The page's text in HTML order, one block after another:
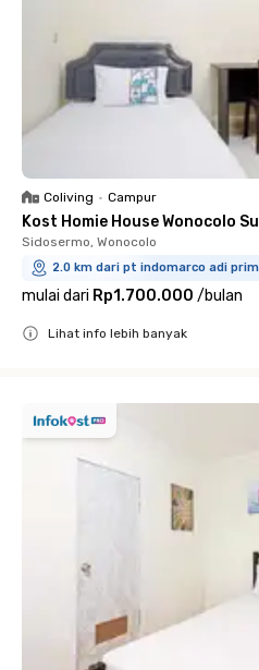
Coliving • Campur
Kost Homie House Wonocolo
Sidosermo, Wonocolo
2.0 km dari pt indomarco adi
mulai dari Rp1.700.000 /bulan
Lihat info lebih banyak